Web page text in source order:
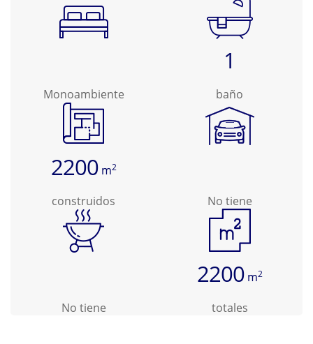
Monoambiente
1
baño
2200 m2
construidos No tiene
No tiene
2200 m2
totales